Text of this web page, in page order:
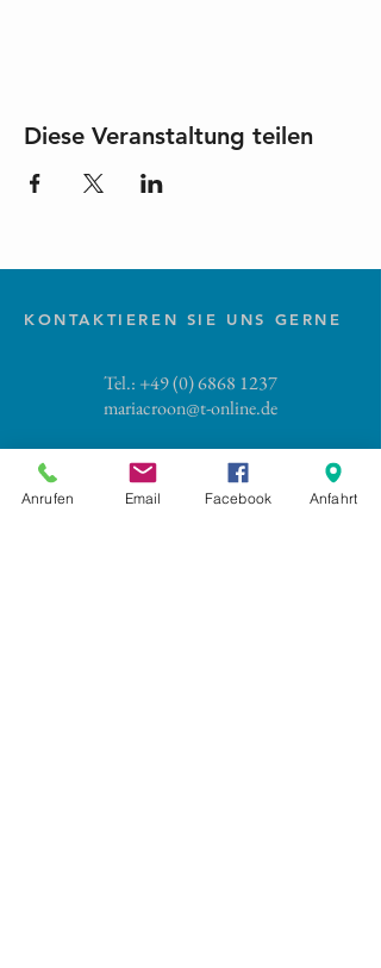
Diese Veranstaltung teilen
KONTAKTIEREN SIE UNS GERNE
Tel.: +49 (0) 6868 1237
mariacroon@t-online.de
Impressum
Datenschutz
Anrufen Email Facebook Anfahrt